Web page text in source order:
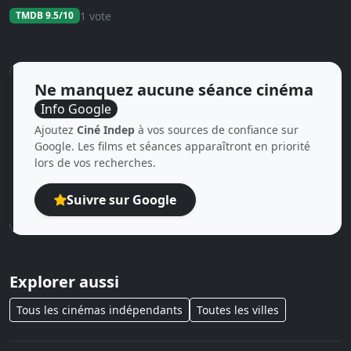
TMDB 9.5/10 1 vote
Ne manquez aucune séance cinéma
Info Google
Ajoutez Ciné Indep à vos sources de confiance sur
Google. Les films et séances apparaîtront en priorité
lors de vos recherches.
Suivre sur Google
Explorer aussi
Tous les cinémas indépendants Toutes les villes